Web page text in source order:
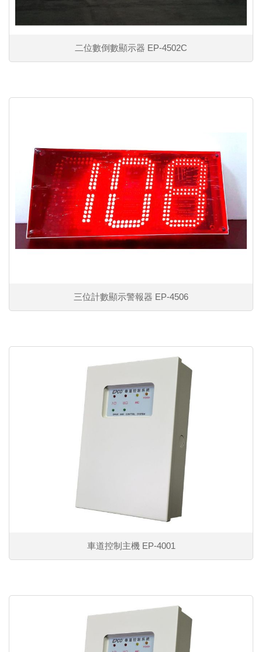
二位數倒數顯示器 EP-4502C
三位計數顯示警報器 EP-4506
車道控制主機 EP-4001